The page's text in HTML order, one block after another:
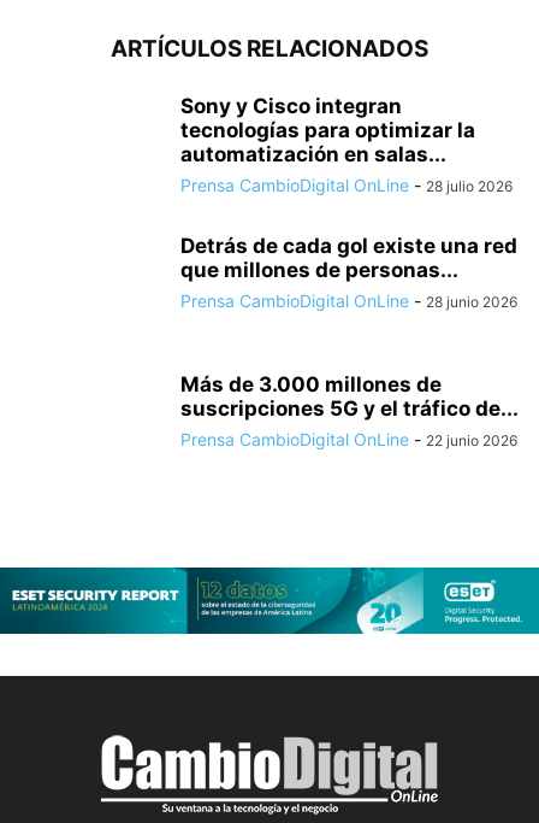
ARTÍCULOS RELACIONADOS
Sony y Cisco integran
tecnologías para optimizar la
automatización en salas...
Prensa CambioDigital OnLine - 28 julio 2026
Detrás de cada gol existe una red
que millones de personas...
Prensa CambioDigital OnLine - 28 junio 2026
Más de 3.000 millones de
suscripciones 5G y el tráfico de...
Prensa CambioDigital OnLine - 22 junio 2026